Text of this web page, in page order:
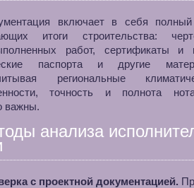
включает в себя
итоги строительства:
работ, сертификаты и
паспорта и другие
региональные
точность и полнота
важны.
анализа
с проектной документацией.